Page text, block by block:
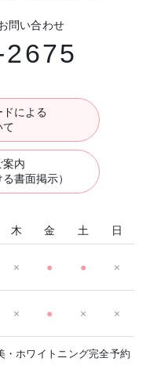
問い合わせ
による
て
案内
書面掲示）
木 金 土 日
× ● ● ×
× ● × ×
ホワイトニング完全予約